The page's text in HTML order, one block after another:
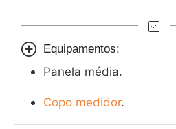
Equipamentos:
Panela média.
Copo medidor.